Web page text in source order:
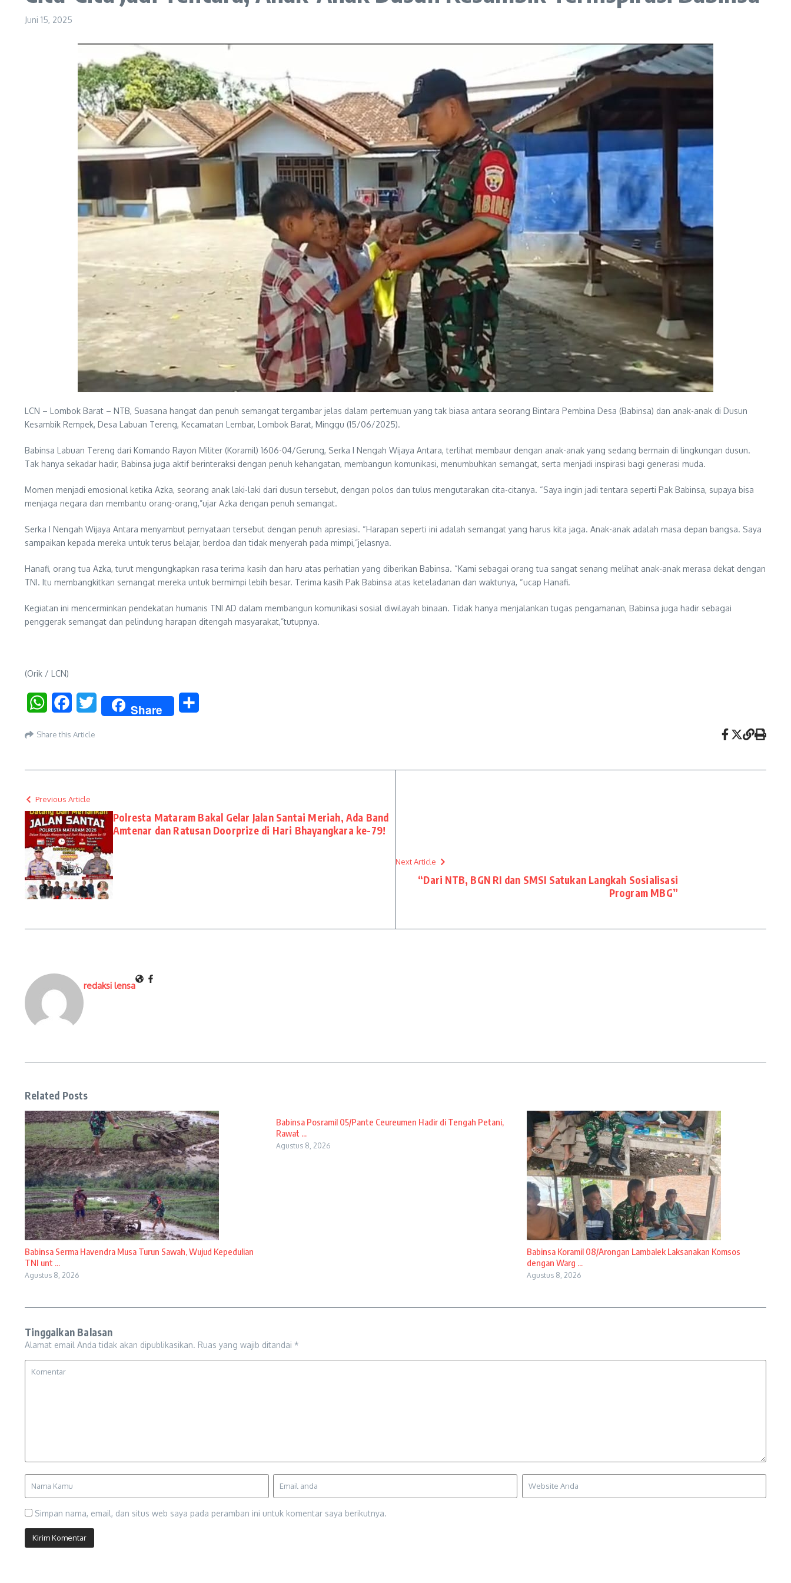
Juni 15, 2025
LCN – Lombok Barat – NTB, Suasana hangat dan penuh semangat tergambar jelas dalam pertemuan yang tak biasa antara seorang Bintara Pembina Desa (Babinsa) dan anak-anak di Dusun
Kesambik Rempek, Desa Labuan Tereng, Kecamatan Lembar, Lombok Barat, Minggu (15/06/2025).
Babinsa Labuan Tereng dari Komando Rayon Militer (Koramil) 1606-04/Gerung, Serka I Nengah Wijaya Antara, terlihat membaur dengan anak-anak yang sedang bermain di lingkungan dusun.
Tak hanya sekadar hadir, Babinsa juga aktif berinteraksi dengan penuh kehangatan, membangun komunikasi, menumbuhkan semangat, serta menjadi inspirasi bagi generasi muda.
Momen menjadi emosional ketika Azka, seorang anak laki-laki dari dusun tersebut, dengan polos dan tulus mengutarakan cita-citanya. “Saya ingin jadi tentara seperti Pak Babinsa, supaya bisa
menjaga negara dan membantu orang-orang,”ujar Azka dengan penuh semangat.
Serka I Nengah Wijaya Antara menyambut pernyataan tersebut dengan penuh apresiasi. “Harapan seperti ini adalah semangat yang harus kita jaga. Anak-anak adalah masa depan bangsa. Saya
sampaikan kepada mereka untuk terus belajar, berdoa dan tidak menyerah pada mimpi,”jelasnya.
Hanafi, orang tua Azka, turut mengungkapkan rasa terima kasih dan haru atas perhatian yang diberikan Babinsa. “Kami sebagai orang tua sangat senang melihat anak-anak merasa dekat dengan
TNI. Itu membangkitkan semangat mereka untuk bermimpi lebih besar. Terima kasih Pak Babinsa atas keteladanan dan waktunya, “ucap Hanafi.
Kegiatan ini mencerminkan pendekatan humanis TNI AD dalam membangun komunikasi sosial diwilayah binaan. Tidak hanya menjalankan tugas pengamanan, Babinsa juga hadir sebagai
penggerak semangat dan pelindung harapan ditengah masyarakat,”tutupnya.
(Orik / LCN)
WhatsAppFacebookTwitter Share
Share this Article
Previous Article
Polresta Mataram Bakal Gelar Jalan Santai Meriah, Ada Band
Amtenar dan Ratusan Doorprize di Hari Bhayangkara ke-79!
Next Article
“Dari NTB, BGN RI dan SMSI Satukan Langkah Sosialisasi
Program MBG”
redaksi lensa
Related Posts
Babinsa Serma Havendra Musa Turun Sawah, Wujud Kepedulian
TNI unt ...
Agustus 8, 2026
Babinsa Posramil 05/Pante Ceureumen Hadir di Tengah Petani,
Rawat ...
Agustus 8, 2026
Babinsa Koramil 08/Arongan Lambalek Laksanakan Komsos
dengan Warg ...
Agustus 8, 2026
Tinggalkan Balasan
Alamat email Anda tidak akan dipublikasikan. Ruas yang wajib ditandai *
Simpan nama, email, dan situs web saya pada peramban ini untuk komentar saya berikutnya.